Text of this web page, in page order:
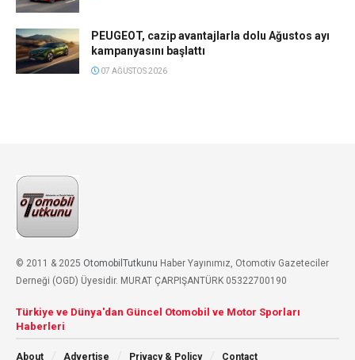
PEUGEOT, cazip avantajlarla dolu Ağustos ayı
kampanyasını başlattı
07 AĞUSTOS 2026
© 2011 & 2025 OtomobilTutkunu Haber Yayınımız, Otomotiv Gazeteciler
Derneği (OGD) Üyesidir. MURAT ÇARPIŞANTÜRK 05322700190
Türkiye ve Dünya'dan Güncel Otomobil ve Motor Sporları
Haberleri
About Advertise Privacy & Policy Contact